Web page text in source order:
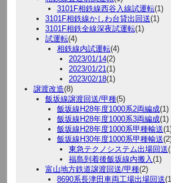
3101F相鉄線西谷入線試運転(1)
3101F相鉄線かしわ台貸出回送(1)
3101F相鉄全線深夜試運転(1)
試運転(4)
相鉄線内試運転(4)
2023/01/14(2)
2023/01/21(1)
2023/02/18(1)
譲渡改造(8)
飯坂線譲渡回送/甲種(5)
飯坂線H28年度1000系2両編成(1)
飯坂線H28年度1000系3両編成(1)
飯坂線H28年度1000系甲種輸送
飯坂線H30年度1000系甲種輸送
東急テクノシステム出場回送
福島到着後飯坂線内搬入 (1)
富山地方鉄道譲渡回送/甲種(2)
8690系長津田車両工場出場回送